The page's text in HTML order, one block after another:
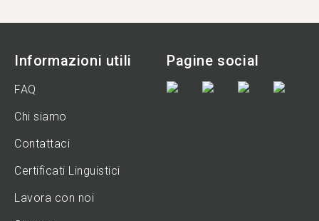
Informazioni utili
FAQ
Chi siamo
Contattaci
Certificati Linguistici
Lavora con noi
Pagine social